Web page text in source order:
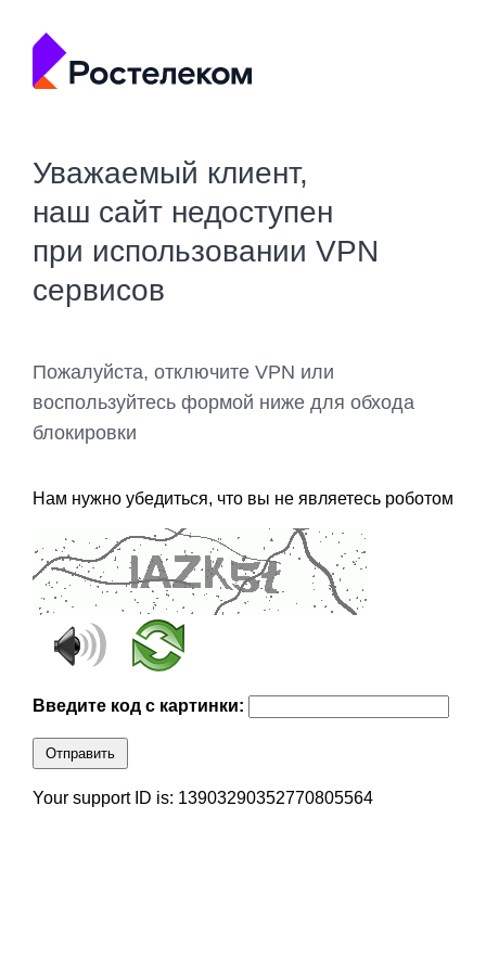
Уважаемый клиент,
наш сайт недоступен
при использовании VPN
сервисов
Пожалуйста, отключите VPN или
воспользуйтесь формой ниже для обхода
блокировки
Нам нужно убедиться, что вы не являетесь роботом
Введите код с картинки:
Отправить
Your support ID is: 13903290352770805564